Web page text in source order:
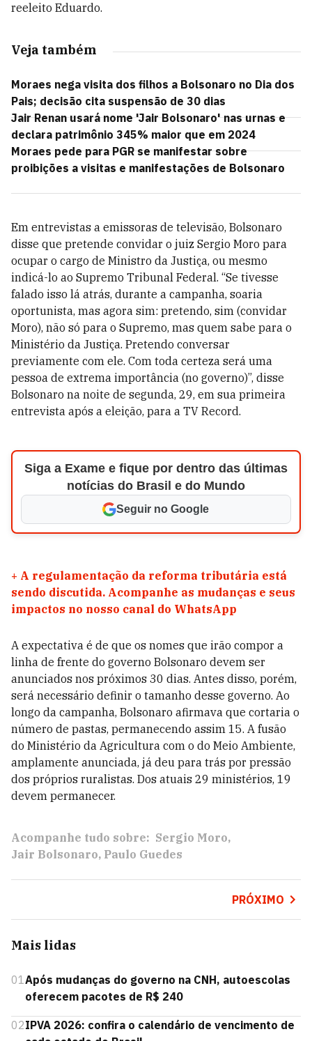
reeleito Eduardo.
Veja também
Moraes nega visita dos filhos a Bolsonaro no Dia dos
Pais; decisão cita suspensão de 30 dias
Jair Renan usará nome 'Jair Bolsonaro' nas urnas e
declara patrimônio 345% maior que em 2024
Moraes pede para PGR se manifestar sobre
proibições a visitas e manifestações de Bolsonaro
Em entrevistas a emissoras de televisão, Bolsonaro
disse que pretende convidar o juiz Sergio Moro para
ocupar o cargo de Ministro da Justiça, ou mesmo
indicá-lo ao Supremo Tribunal Federal. “Se tivesse
falado isso lá atrás, durante a campanha, soaria
oportunista, mas agora sim: pretendo, sim (convidar
Moro), não só para o Supremo, mas quem sabe para o
Ministério da Justiça. Pretendo conversar
previamente com ele. Com toda certeza será uma
pessoa de extrema importância (no governo)”, disse
Bolsonaro na noite de segunda, 29, em sua primeira
entrevista após a eleição, para a TV Record.
Siga a Exame e fique por dentro das últimas
notícias do Brasil e do Mundo
Seguir no Google
+ A regulamentação da reforma tributária está
sendo discutida. Acompanhe as mudanças e seus
impactos no nosso canal do WhatsApp
A expectativa é de que os nomes que irão compor a
linha de frente do governo Bolsonaro devem ser
anunciados nos próximos 30 dias. Antes disso, porém,
será necessário definir o tamanho desse governo. Ao
longo da campanha, Bolsonaro afirmava que cortaria o
número de pastas, permanecendo assim 15. A fusão
do Ministério da Agricultura com o do Meio Ambiente,
amplamente anunciada, já deu para trás por pressão
dos próprios ruralistas. Dos atuais 29 ministérios, 19
devem permanecer.
Acompanhe tudo sobre: Sergio Moro
Jair Bolsonaro Paulo Guedes
PRÓXIMO
Mais lidas
01Após mudanças do governo na CNH, autoescolas
oferecem pacotes de R$ 240
02IPVA 2026: confira o calendário de vencimento de